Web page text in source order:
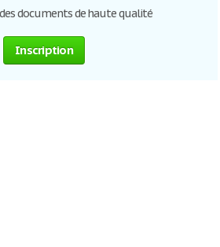
documents de haute qualité
Inscription